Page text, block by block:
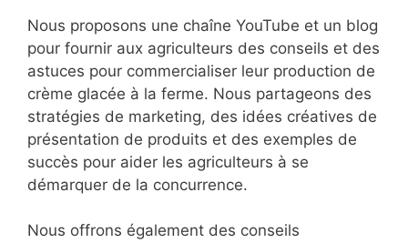
Nous proposons une chaîne YouTube et un blog
pour fournir aux agriculteurs des conseils et des
astuces pour commercialiser leur production de
crème glacée à la ferme. Nous partageons des
stratégies de marketing, des idées créatives de
présentation de produits et des exemples de
succès pour aider les agriculteurs à se
démarquer de la concurrence.
Nous offrons également des conseils